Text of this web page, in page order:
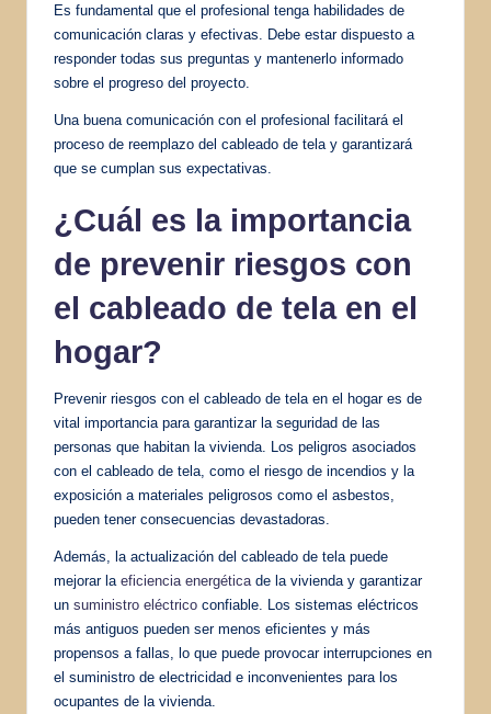
Es fundamental que el profesional tenga habilidades de
comunicación claras y efectivas. Debe estar dispuesto a
responder todas sus preguntas y mantenerlo informado
sobre el progreso del proyecto.
Una buena comunicación con el profesional facilitará el
proceso de reemplazo del cableado de tela y garantizará
que se cumplan sus expectativas.
¿Cuál es la importancia
de prevenir riesgos con
el cableado de tela en el
hogar?
Prevenir riesgos con el cableado de tela en el hogar es de
vital importancia para garantizar la seguridad de las
personas que habitan la vivienda. Los peligros asociados
con el cableado de tela, como el riesgo de incendios y la
exposición a materiales peligrosos como el asbestos,
pueden tener consecuencias devastadoras.
Además, la actualización del cableado de tela puede
mejorar la eficiencia energética de la vivienda y garantizar
un suministro eléctrico confiable. Los sistemas eléctricos
más antiguos pueden ser menos eficientes y más
propensos a fallas, lo que puede provocar interrupciones en
el suministro de electricidad e inconvenientes para los
ocupantes de la vivienda.